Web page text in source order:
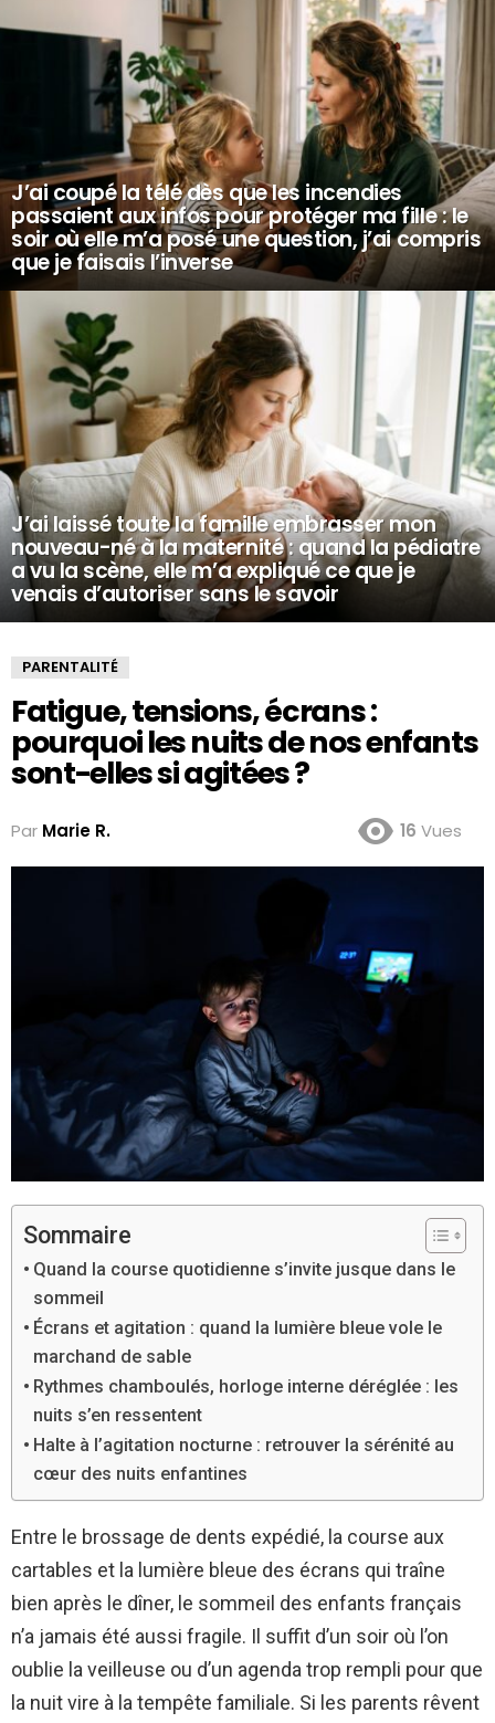
J’ai coupé la télé dès que les incendies
passaient aux infos pour protéger ma fille : le
soir où elle m’a posé une question, j’ai compris
que je faisais l’inverse
J’ai laissé toute la famille embrasser mon
nouveau-né à la maternité : quand la pédiatre
a vu la scène, elle m’a expliqué ce que je
venais d’autoriser sans le savoir
PARENTALITÉ
Fatigue, tensions, écrans :
pourquoi les nuits de nos enfants
sont-elles si agitées ?
Par Marie R. 16 Vues
Sommaire
Quand la course quotidienne s’invite jusque dans le
sommeil
Écrans et agitation : quand la lumière bleue vole le
marchand de sable
Rythmes chamboulés, horloge interne déréglée : les
nuits s’en ressentent
Halte à l’agitation nocturne : retrouver la sérénité au
cœur des nuits enfantines
Entre le brossage de dents expédié, la course aux
cartables et la lumière bleue des écrans qui traîne
bien après le dîner, le sommeil des enfants français
n’a jamais été aussi fragile. Il suffit d’un soir où l’on
oublie la veilleuse ou d’un agenda trop rempli pour que
la nuit vire à la tempête familiale. Si les parents rêvent